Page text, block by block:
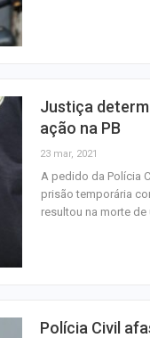
Justiça
ação na PB
23 mar, 2021
A pedido da Polícia
prisão temporária
resultou na morte de
Polícia Civil